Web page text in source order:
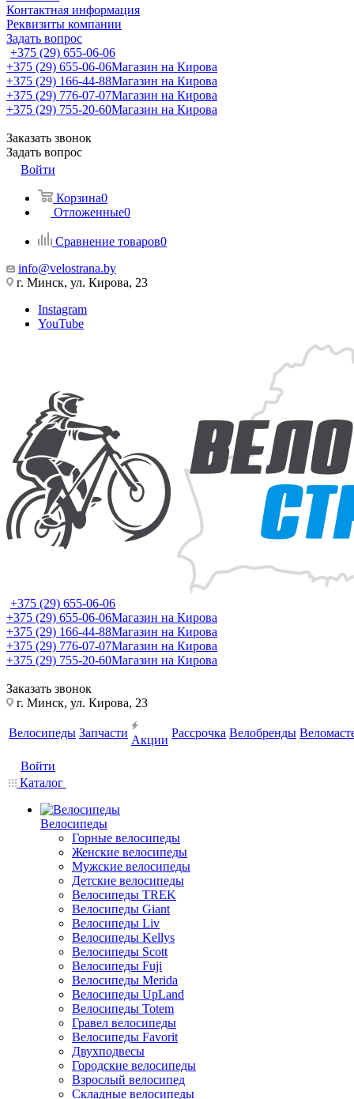
Контактная информация
Реквизиты компании
Задать вопрос
+375 (29) 655-06-06
+375 (29) 655-06-06Магазин на Кирова
+375 (29) 166-44-88Магазин на Кирова
+375 (29) 776-07-07Магазин на Кирова
+375 (29) 755-20-60Магазин на Кирова
Заказать звонок
Задать вопрос
Войти
Корзина0
Отложенные0
Сравнение товаров0
info@velostrana.by
г. Минск, ул. Кирова, 23
Instagram
YouTube
+375 (29) 655-06-06
+375 (29) 655-06-06Магазин на Кирова
+375 (29) 166-44-88Магазин на Кирова
+375 (29) 776-07-07Магазин на Кирова
+375 (29) 755-20-60Магазин на Кирова
Заказать звонок
г. Минск, ул. Кирова, 23
Велосипеды Запчасти
Акции
Рассрочка Велобренды
Войти
Каталог
Велосипеды
Горные велосипеды
Женские велосипеды
Мужские велосипеды
Детские велосипеды
Велосипеды TREK
Велосипеды Giant
Велосипеды Liv
Велосипеды Kellys
Велосипеды Scott
Велосипеды Fuji
Велосипеды Merida
Велосипеды UpLand
Велосипеды Totem
Гравел велосипеды
Велосипеды Favorit
Двухподвесы
Городские велосипеды
Взрослый велосипед
Складные велосипеды